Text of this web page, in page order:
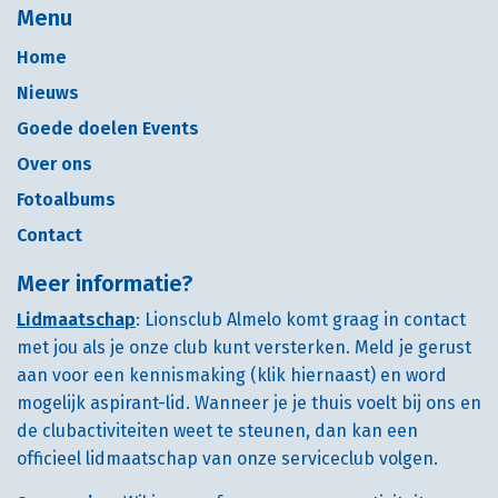
Menu
Home
Nieuws
Goede doelen Events
Over ons
Fotoalbums
Contact
Meer informatie?
Lidmaatschap: Lionsclub Almelo komt graag in contact
met jou als je onze club kunt versterken. Meld je gerust
aan voor een kennismaking (klik hiernaast) en word
mogelijk aspirant-lid. Wanneer je je thuis voelt bij ons en
de clubactiviteiten weet te steunen, dan kan een
officieel lidmaatschap van onze serviceclub volgen.